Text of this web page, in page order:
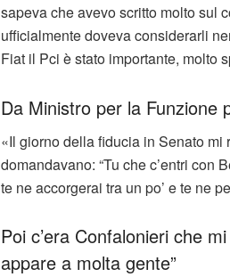
sapeva che avevo scritto molto sul
ufficialmente doveva considerarli
Fiat il Pci è stato importante, molto
Da Ministro per la Funzione
«Il giorno della fiducia in Senato
domandavano: “Tu che c’entri con
te ne accorgerai tra un po’ e te ne
Poi c’era Confalonieri che
appare a molta gente”